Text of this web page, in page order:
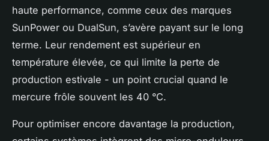
haute performance, comme ceux des marques
SunPower ou DualSun, s’avère payant sur le long
terme. Leur rendement est supérieur en
température élevée, ce qui limite la perte de
production estivale - un point crucial quand le
mercure frôle souvent les 40 °C.
Pour optimiser encore davantage la production,